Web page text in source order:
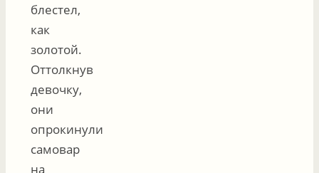
блестел,
как
золотой.
Оттолкнув
девочку,
они
опрокинули
самовар
на